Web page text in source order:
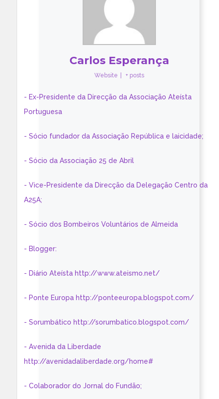
Carlos Esperança
Website + posts
- Ex-Presidente da Direcção da Associação Ateísta
Portuguesa
- Sócio fundador da Associação República e laicidade;
- Sócio da Associação 25 de Abril
- Vice-Presidente da Direcção da Delegação Centro da
A25A;
- Sócio dos Bombeiros Voluntários de Almeida
- Blogger:
- Diário Ateísta http://www.ateismo.net/
- Ponte Europa http://ponteeuropa.blogspot.com/
- Sorumbático http://sorumbatico.blogspot.com/
- Avenida da Liberdade
http://avenidadaliberdade.org/home#
- Colaborador do Jornal do Fundão;